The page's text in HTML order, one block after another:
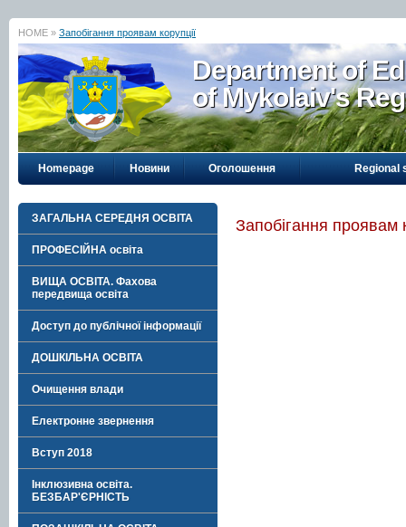
HOME » Запобігання проявам корупції
Department of
of Mykolaiv's
Homepage Новини Оголошення Regional
ЗАГАЛЬНА СЕРЕДНЯ ОСВІТА
ПРОФЕСІЙНА освіта
ВИЩА ОСВІТА. Фахова
передвища освіта
Доступ до публічної інформації
ДОШКІЛЬНА ОСВІТА
Очищення влади
Електронне звернення
Вступ 2018
Інклюзивна освіта.
БЕЗБАР'ЄРНІСТЬ
Запобігання проявам